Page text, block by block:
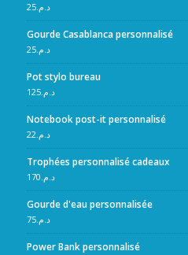
د.م.25
Gourde Casablanca personnalisé
د.م.25
Pot stylo bureau
د.م.125
Notebook post-it personnalisé
د.م.22
Trophées personnalisé cadeaux
د.م.170
Gourde d'eau personnalisée
د.م.75
Power Bank personnalisé